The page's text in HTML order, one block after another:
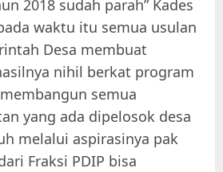
2018 sudah parah” Kades
waktu itu semua usulan
Desa membuat
nihil berkat program
semua
yang ada dipelosok desa
melalui aspirasinya pak
Fraksi PDIP bisa